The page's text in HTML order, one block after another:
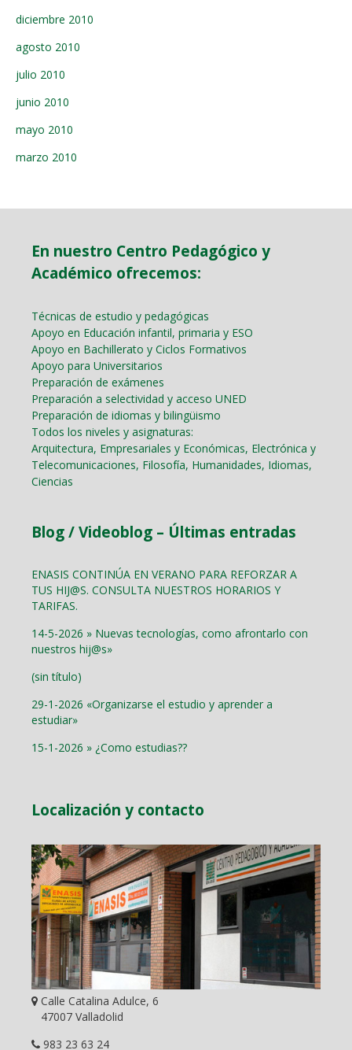
diciembre 2010
agosto 2010
julio 2010
junio 2010
mayo 2010
marzo 2010
En nuestro Centro Pedagógico y
Académico ofrecemos:
Técnicas de estudio y pedagógicas
Apoyo en Educación infantil, primaria y ESO
Apoyo en Bachillerato y Ciclos Formativos
Apoyo para Universitarios
Preparación de exámenes
Preparación a selectividad y acceso UNED
Preparación de idiomas y bilingüismo
Todos los niveles y asignaturas:
Arquitectura, Empresariales y Económicas, Electrónica y
Telecomunicaciones, Filosofía, Humanidades, Idiomas,
Ciencias
Blog / Videoblog – Últimas entradas
ENASIS CONTINÚA EN VERANO PARA REFORZAR A
TUS HIJ@S. CONSULTA NUESTROS HORARIOS Y
TARIFAS.
14-5-2026 » Nuevas tecnologías, como afrontarlo con
nuestros hij@s»
(sin título)
29-1-2026 «Organizarse el estudio y aprender a
estudiar»
15-1-2026 » ¿Como estudias??
Localización y contacto
Calle Catalina Adulce, 6
47007 Valladolid
983 23 63 24